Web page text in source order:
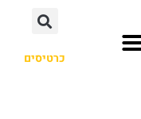
כרטיסים